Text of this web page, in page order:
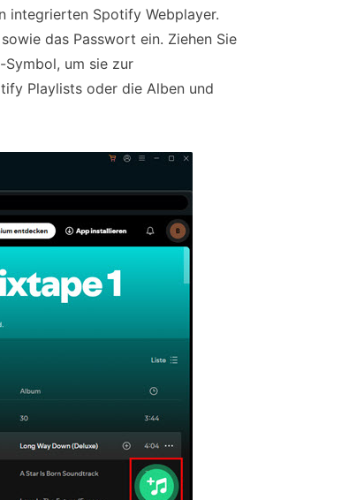
integrierten Spotify Webplayer.
das Passwort ein. Ziehen Sie
um sie zur
Playlists oder die Alben und